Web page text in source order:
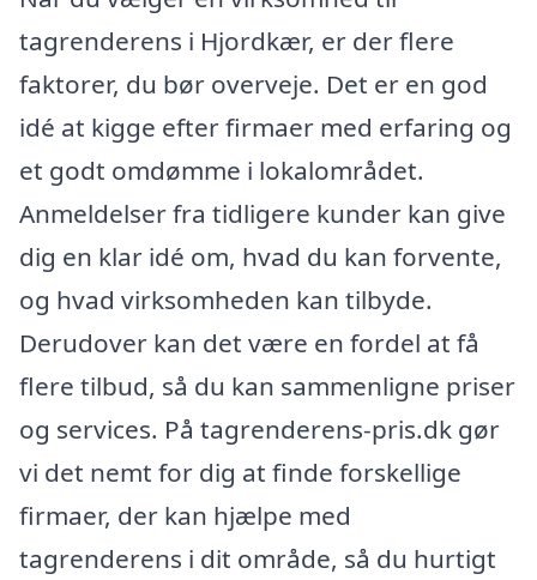
tagrenderens i Hjordkær, er der flere
faktorer, du bør overveje. Det er en god
idé at kigge efter firmaer med erfaring og
et godt omdømme i lokalområdet.
Anmeldelser fra tidligere kunder kan give
dig en klar idé om, hvad du kan forvente,
og hvad virksomheden kan tilbyde.
Derudover kan det være en fordel at få
flere tilbud, så du kan sammenligne priser
og services. På tagrenderens-pris.dk gør
vi det nemt for dig at finde forskellige
firmaer, der kan hjælpe med
tagrenderens i dit område, så du hurtigt